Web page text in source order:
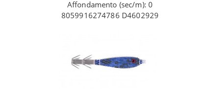
Affondamento (sec/m): 0
8059916274786 D4602929